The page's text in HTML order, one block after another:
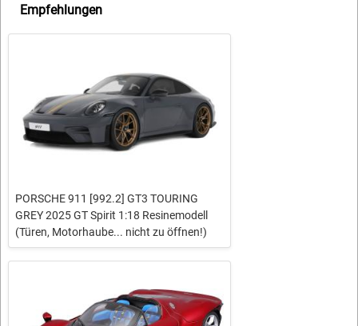
Empfehlungen
PORSCHE 911 [992.2] GT3 TOURING
GREY 2025 GT Spirit 1:18 Resinemodell
(Türen, Motorhaube... nicht zu öffnen!)